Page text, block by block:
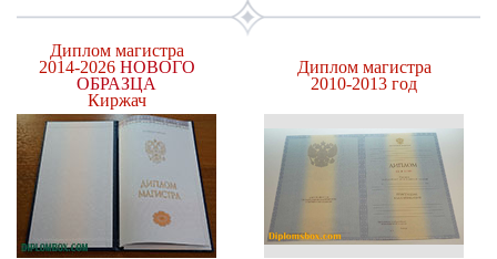
Диплом магистра
2014-2026 НОВОГО
ОБРАЗЦА
Киржач
Диплом магистра
2010-2013 год